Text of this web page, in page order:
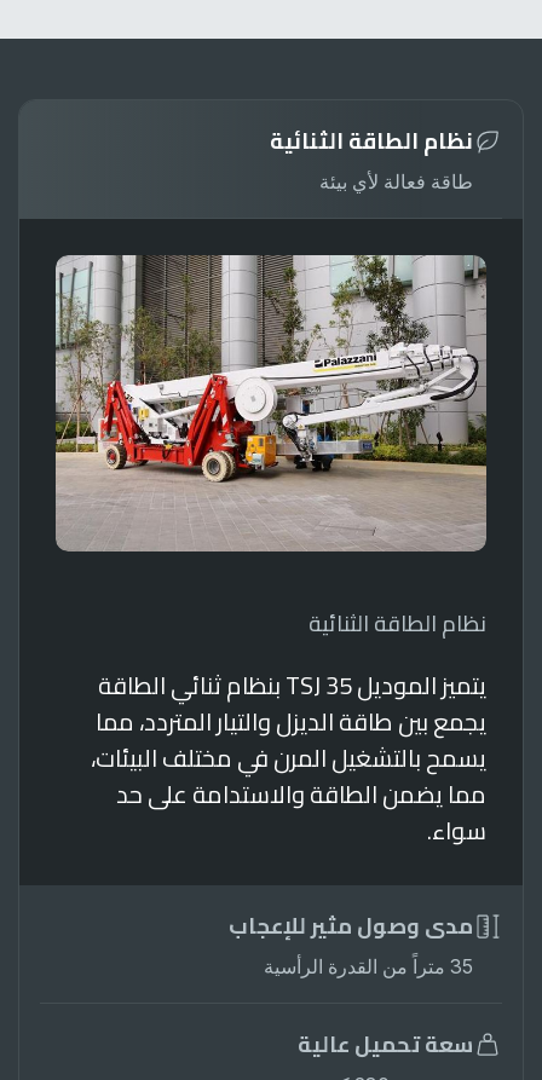
نظام الطاقة الثنائية
طاقة فعالة لأي بيئة
نظام الطاقة الثنائية
يتميز الموديل TSJ 35 بنظام ثنائي الطاقة
يجمع بين طاقة الديزل والتيار المتردد، مما
يسمح بالتشغيل المرن في مختلف البيئات،
مما يضمن الطاقة والاستدامة على حد
سواء.
مدى وصول مثير للإعجاب
35 متراً من القدرة الرأسية
سعة تحميل عالية